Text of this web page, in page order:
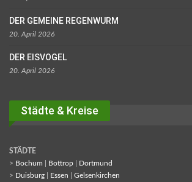
DER GEMEINE REGENWURM
20. April 2026
DER EISVOGEL
20. April 2026
Städte & Kreise
STÄDTE
> Bochum Bottrop
Dortmund
> Duisburg Essen
Gelsenkirchen